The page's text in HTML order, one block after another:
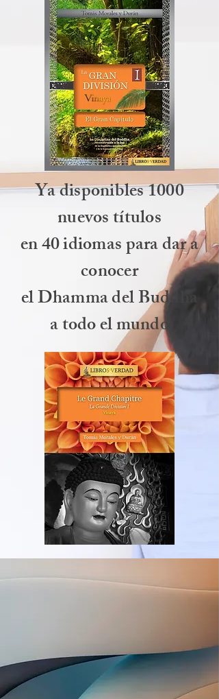
Ya disponibles 1000
nuevos títulos
en 40 idiomas para dar a
conocer
el Dhamma del Buddha
a todo el mundo